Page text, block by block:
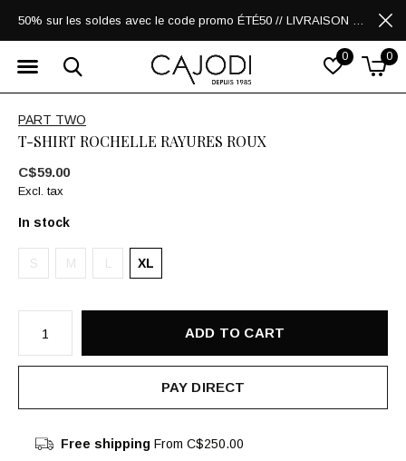
0 0
50% sur les soldes avec le code promo ÉTÉ50 // LIVRAISON GRATUITE POUR LES ACHATS DE 250$ ET PLUS
PART TWO
T-SHIRT ROCHELLE RAYURES ROUX
C$59.00
Excl. tax
In stock
S M L XL
ADD TO CART
PAY DIRECT
Free shipping From C$250.00